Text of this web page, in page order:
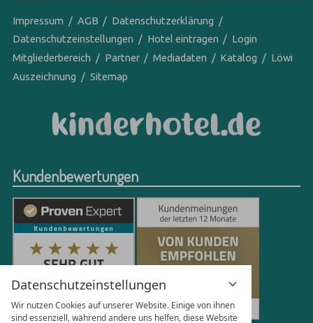
Datenschutzeinstellungen
Wir nutzen Cookies auf unserer Website. Einige von ihnen
sind essenziell, während andere uns helfen, diese Website
Impressum AGB
Datenschutzerklärung
Datenschutzeinstellungen
Hotel eintragen
Login
Mitgliederbereich
Partner Mediadaten Katalog
Löwi
Auszeichnung
Sitemap
Kundenbewertungen